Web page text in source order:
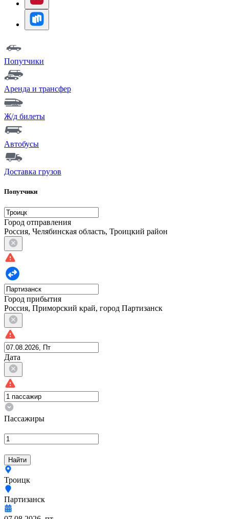
Попутчики
Аренда и трансфер
Ж/д билеты
Автобусы
Доставка грузов
Попутчики
Город отправления
Россия, Челябинская область, Троицкий район
Город прибытия
Россия, Приморский край, город Партизанск
Дата
Пассажиры
Найти
Троицк
Партизанск